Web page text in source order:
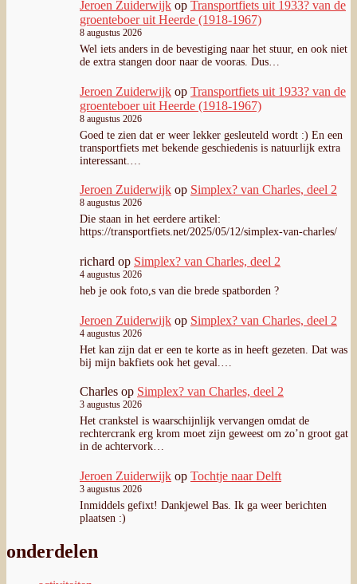
Jeroen Zuiderwijk op Transportfiets uit 1933? van de
groenteboer uit Heerde (1918-1967)
8 augustus 2026
Wel iets anders in de bevestiging naar het stuur, en ook niet
de extra stangen door naar de vooras. Dus…
Jeroen Zuiderwijk op Transportfiets uit 1933? van de
groenteboer uit Heerde (1918-1967)
8 augustus 2026
Goed te zien dat er weer lekker gesleuteld wordt :) En een
transportfiets met bekende geschiedenis is natuurlijk extra
interessant.…
Jeroen Zuiderwijk op Simplex? van Charles, deel 2
8 augustus 2026
Die staan in het eerdere artikel:
https://transportfiets.net/2025/05/12/simplex-van-charles/
richard op Simplex? van Charles, deel 2
4 augustus 2026
heb je ook foto,s van die brede spatborden ?
Jeroen Zuiderwijk op Simplex? van Charles, deel 2
4 augustus 2026
Het kan zijn dat er een te korte as in heeft gezeten. Dat was
bij mijn bakfiets ook het geval.…
Charles op Simplex? van Charles, deel 2
3 augustus 2026
Het crankstel is waarschijnlijk vervangen omdat de
rechtercrank erg krom moet zijn geweest om zo’n groot gat
in de achtervork…
Jeroen Zuiderwijk op Tochtje naar Delft
3 augustus 2026
Inmiddels gefixt! Dankjewel Bas. Ik ga weer berichten
plaatsen :)
onderdelen